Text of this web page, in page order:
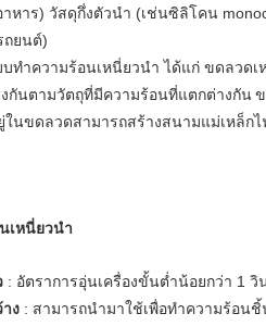
หาร) วัสดุกึ่งตัวนำ (เช่นซิลิโคน
ถยนต์)
ทำความร้อนเหนี่ยวนำ ได้แก่ ขดลวด
กันตามวัตถุที่มีความร้อนที่แตกต่างกัน
นขดลวดสามารถสร้างสนามแม่เหล็
เหนี่ยวนำ
: อัตราการอุ่นเครื่องขั้นต่ำน้อยกว่า 1
ง : สามารถนำมาใช้เพื่อทำความร้อน